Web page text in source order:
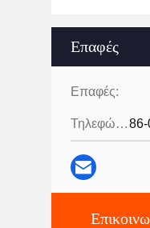
Επαφές
Επαφές:
Τηλεφώνημα: